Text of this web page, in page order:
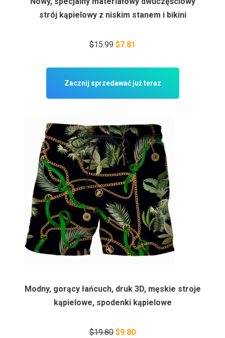
strój kąpielowy z niskim stanem i bikini
$15.99 $7.81
Zacznij sprzedawać już teraz
Modny, gorący łańcuch, druk 3D, męskie stroje
kąpielowe, spodenki kąpielowe
$19.80 $9.80